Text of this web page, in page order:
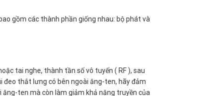
gồm các thành phần giống nhau: bộ phát và
tai nghe, thành tần số vô tuyến ( RF ), sau
đeo thắt lưng có bên ngoài ăng-ten, hãy đảm
ăng-ten mà còn làm giảm khả năng truyền của